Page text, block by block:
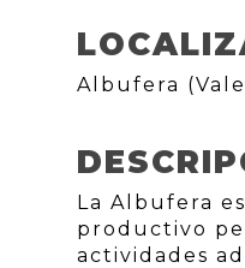
Albufera
La Albufera
productivo
actividades